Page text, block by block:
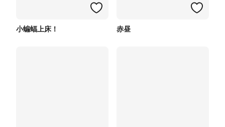
小蝙蝠上床！ 赤昼